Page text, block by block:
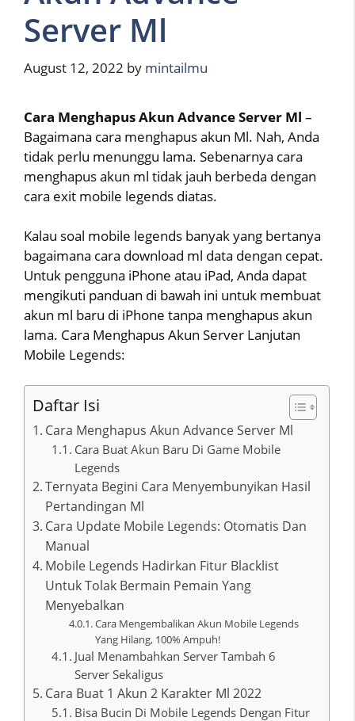
Server Ml
August 12, 2022 by mintailmu
Cara Menghapus Akun Advance Server Ml –
Bagaimana cara menghapus akun Ml. Nah, Anda
tidak perlu menunggu lama. Sebenarnya cara
menghapus akun ml tidak jauh berbeda dengan
cara exit mobile legends diatas.
Kalau soal mobile legends banyak yang bertanya
bagaimana cara download ml data dengan cepat.
Untuk pengguna iPhone atau iPad, Anda dapat
mengikuti panduan di bawah ini untuk membuat
akun ml baru di iPhone tanpa menghapus akun
lama. Cara Menghapus Akun Server Lanjutan
Mobile Legends:
Daftar Isi
Cara Menghapus Akun Advance Server Ml
Cara Buat Akun Baru Di Game Mobile
Legends
Ternyata Begini Cara Menyembunyikan Hasil
Pertandingan Ml
Cara Update Mobile Legends: Otomatis Dan
Manual
Mobile Legends Hadirkan Fitur Blacklist
Untuk Tolak Bermain Pemain Yang
Menyebalkan
Cara Mengembalikan Akun Mobile Legends
Yang Hilang, 100% Ampuh!
Jual Menambahkan Server Tambah 6
Server Sekaligus
Cara Buat 1 Akun 2 Karakter Ml 2022
Bisa Bucin Di Mobile Legends Dengan Fitur